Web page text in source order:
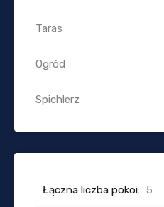
Taras
Ogród
Spichlerz
Łączna liczba pokoi: 5